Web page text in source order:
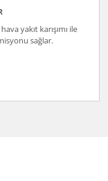
yakıt karışımı ile
sağlar.